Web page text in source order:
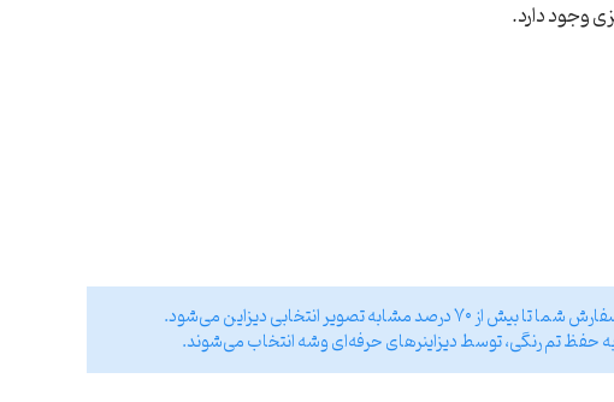
وجود دارد.
تصویر انتخابی دیزاین می‌شود.
حفظ تم رنگی، توسط دیزاینر‌های حرفه‌ای وشه انتخاب می‌شوند.